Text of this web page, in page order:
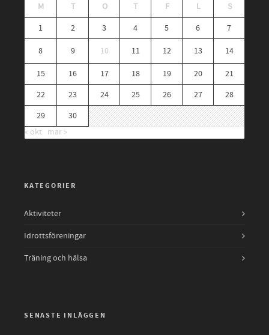
M T O T F L
S
1
2 3 4 5 6 7
8 9 10 11 12 13 14
15 16 17 18 19 20
21
22
23 24 25 26 27
28
29
30
« okt
mar »
KATEGORIER
Aktiviteter
Idrottsföreningar
Träning och hälsa
SENASTE INLÄGGEN